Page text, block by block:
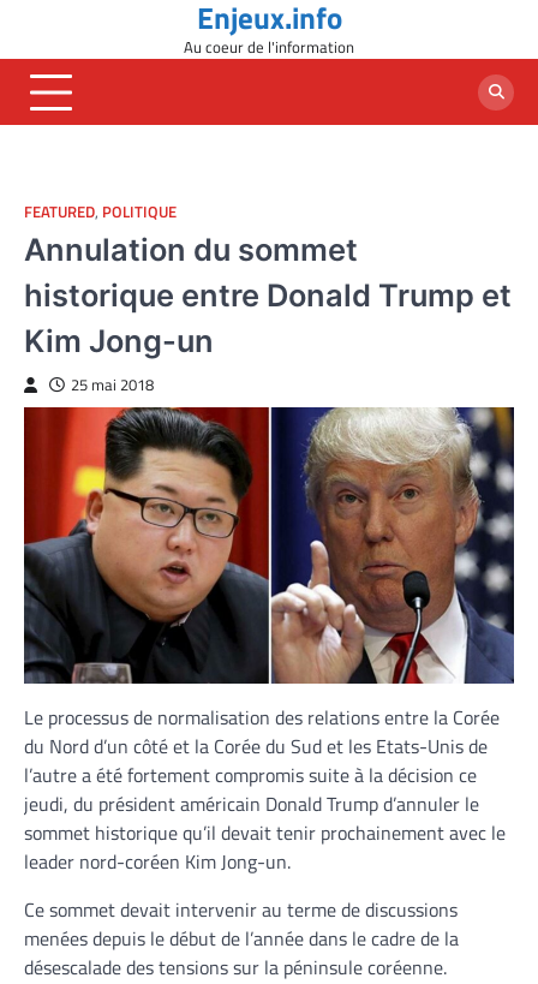
content
Enjeux.info
Au coeur de l'information
FEATURED, POLITIQUE
Annulation du sommet
historique entre Donald Trump et
Kim Jong-un
25 mai 2018
Le processus de normalisation des relations entre la Corée
du Nord d’un côté et la Corée du Sud et les Etats-Unis de
l’autre a été fortement compromis suite à la décision ce
jeudi, du président américain Donald Trump d’annuler le
sommet historique qu’il devait tenir prochainement avec le
leader nord-coréen Kim Jong-un.
Ce sommet devait intervenir au terme de discussions
menées depuis le début de l’année dans le cadre de la
désescalade des tensions sur la péninsule coréenne.